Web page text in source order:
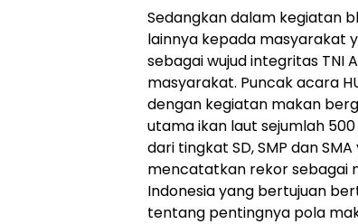
Sedangkan dalam kegiatan
lainnya kepada masyarakat
sebagai wujud integritas TNI
masyarakat. Puncak acara
dengan kegiatan makan
utama ikan laut sejumlah
dari tingkat SD, SMP dan
mencatatkan rekor sebagai
Indonesia yang bertujuan
tentang pentingnya pola